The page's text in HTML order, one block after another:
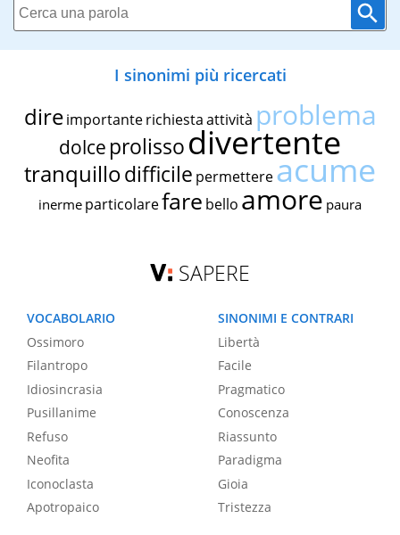
I sinonimi più ricercati
dire importante richiestaattività problema
dolce prolissodivertente
tranquillodifficile permettereacume
inerme particolarefare bello amore paura
SAPERE
VOCABOLARIO
Ossimoro
Filantropo
Idiosincrasia
Pusillanime
Refuso
Neofita
Iconoclasta
Apotropaico
SINONIMI E CONTRARI
Libertà
Facile
Pragmatico
Conoscenza
Riassunto
Paradigma
Gioia
Tristezza